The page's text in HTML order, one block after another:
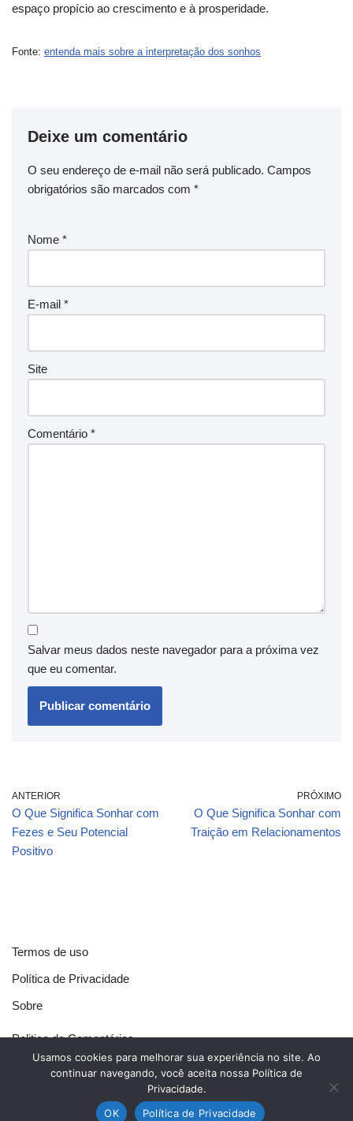
espaço propício ao crescimento e à prosperidade.
Fonte: entenda mais sobre a interpretação dos sonhos
Deixe um comentário
O seu endereço de e-mail não será publicado. Campos
obrigatórios são marcados com *
Nome *
E-mail *
Site
Comentário *
Salvar meus dados neste navegador para a próxima vez
que eu comentar.
ANTERIOR
O Que Significa Sonhar com
Fezes e Seu Potencial
Positivo
PRÓXIMO
O Que Significa Sonhar com
Traição em Relacionamentos
Termos de uso
Política de Privacidade
Sobre
Politica de Comentários
Política de Cookies
Usamos cookies para melhorar sua experiência no site. Ao
continuar navegando, você aceita nossa Política de
Privacidade.
OK
Política de Privacidade